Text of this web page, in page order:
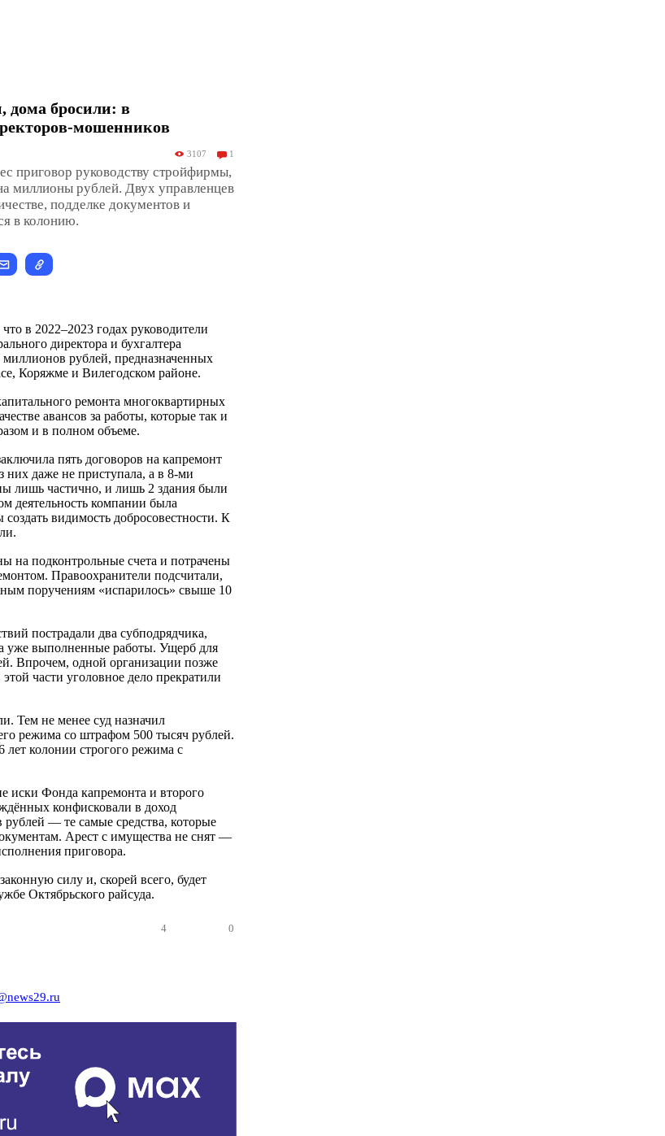
дома бросили: в
мошенников
3107 1
приговор руководству стройфирмы,
миллионы рублей. Двух управленцев
подделке документов и
в колонию.
в 2022–2023 годах руководители
директора и бухгалтера
рублей, предназначенных
Коряжме и Вилегодском районе.
ремонта многоквартирных
авансов за работы, которые так и
и в полном объеме.
пять договоров на капремонт
них даже не приступала, а в 8-ми
лишь частично, и лишь 2 здания были
деятельность компании была
видимость добросовестности. К
на подконтрольные счета и потрачены
Правоохранители подсчитали,
поручениям «испарилось» свыше 10
пострадали два субподрядчика,
уже выполненные работы. Ущерб для
Впрочем, одной организации позже
части уголовное дело прекратили
Тем не менее суд назначил
режима со штрафом 500 тысяч рублей.
колонии строгого режима с
иски Фонда капремонта и второго
конфисковали в доход
рублей — те самые средства, которые
Арест с имущества не снят —
приговора.
силу и, скорей всего, будет
Октябрьского райсуда.
4 0